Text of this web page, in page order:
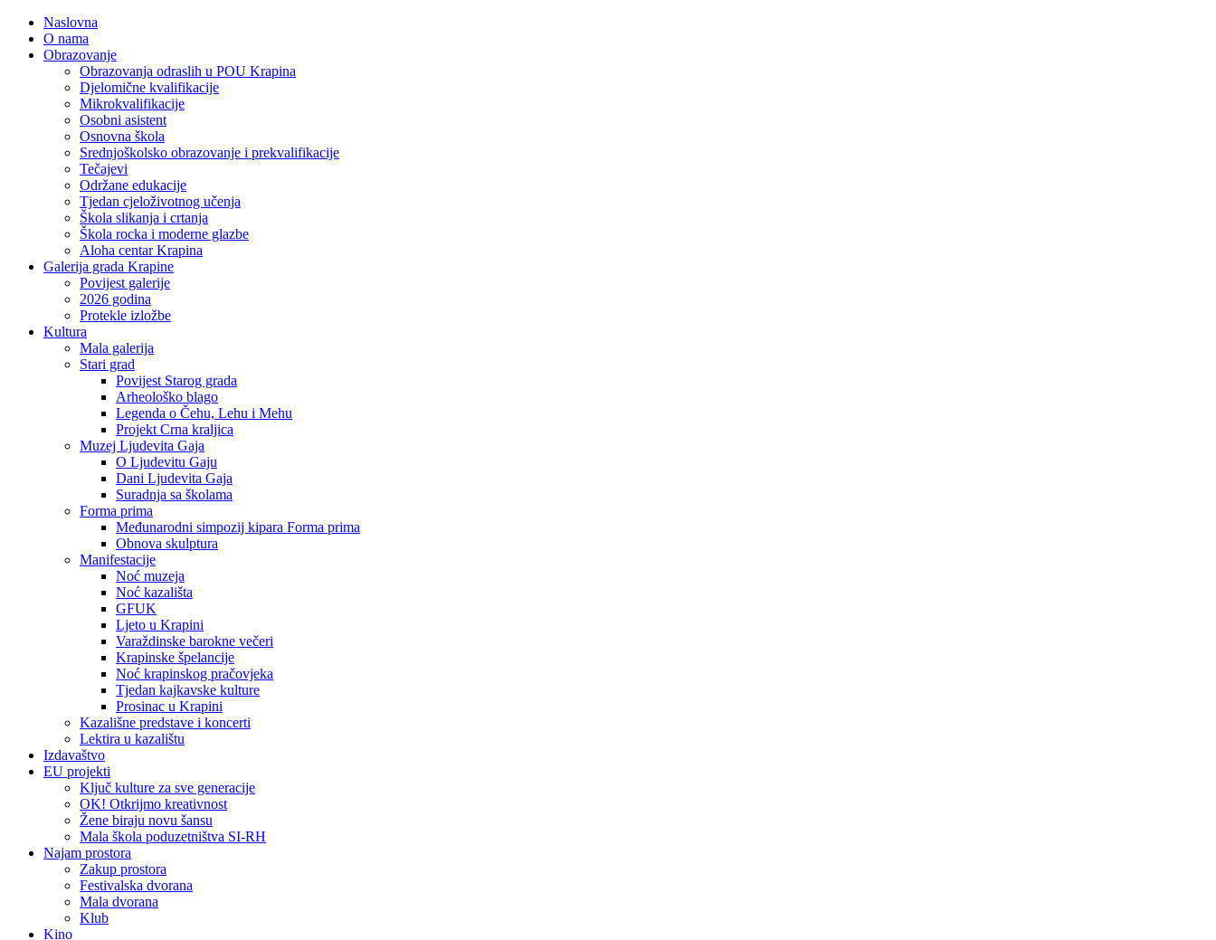
Naslovna
O nama
Obrazovanje
Obrazovanja odraslih u POU Krapina
Djelomične kvalifikacije
Mikrokvalifikacije
Osobni asistent
Osnovna škola
Srednjoškolsko obrazovanje i prekvalifikacije
Tečajevi
Održane edukacije
Tjedan cjeloživotnog učenja
Škola slikanja i crtanja
Škola rocka i moderne glazbe
Aloha centar Krapina
Galerija grada Krapine
Povijest galerije
2026 godina
Protekle izložbe
Kultura
Mala galerija
Stari grad
Povijest Starog grada
Arheološko blago
Legenda o Čehu, Lehu i Mehu
Projekt Crna kraljica
Muzej Ljudevita Gaja
O Ljudevitu Gaju
Dani Ljudevita Gaja
Suradnja sa školama
Forma prima
Međunarodni simpozij kipara Forma prima
Obnova skulptura
Manifestacije
Noć muzeja
Noć kazališta
GFUK
Ljeto u Krapini
Varaždinske barokne večeri
Krapinske špelancije
Noć krapinskog pračovjeka
Tjedan kajkavske kulture
Prosinac u Krapini
Kazališne predstave i koncerti
Lektira u kazalištu
Izdavaštvo
EU projekti
Ključ kulture za sve generacije
OK! Otkrijmo kreativnost
Žene biraju novu šansu
Mala škola poduzetništva SI-RH
Najam prostora
Zakup prostora
Festivalska dvorana
Mala dvorana
Klub
Kino